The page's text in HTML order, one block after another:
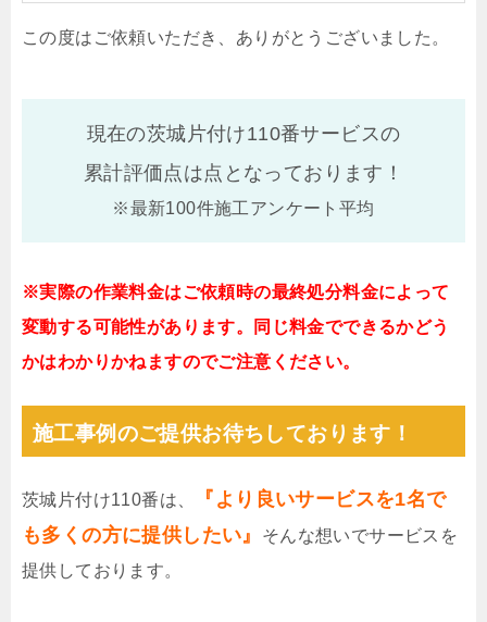
この度はご依頼いただき、ありがとうございました。
現在の茨城片付け110番サービスの
累計評価点は点となっております！
※最新100件施工アンケート平均
※実際の作業料金はご依頼時の最終処分料金によって
変動する可能性があります。同じ料金でできるかどう
かはわかりかねますのでご注意ください。
施工事例のご提供お待ちしております！
茨城片付け110番は、
『より良いサービスを1名で
も多くの方に提供したい』
そんな想いでサービスを
提供しております。